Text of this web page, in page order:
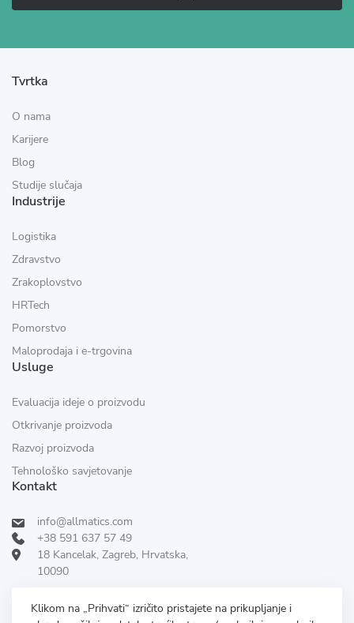
Klikom na „Prihvati“ izričito pristajete na prikupljanje i
Tvrtka
O nama
Karijere
Blog
Studije slučaja
Industrije
Logistika
Zdravstvo
Zrakoplovstvo
HRTech
Pomorstvo
Maloprodaja i e-trgovina
Usluge
Evaluacija ideje o proizvodu
Otkrivanje proizvoda
Razvoj proizvoda
Tehnološko savjetovanje
Kontakt
info@allmatics.com
+38 591 637 57 49
18 Kancelak, Zagreb, Hrvatska,
10090